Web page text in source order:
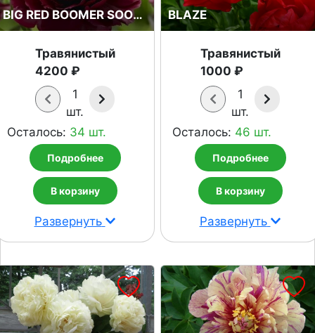
BIG RED BOOMER SOONER
Травянистый
4200 ₽
1
шт.
Осталось: 34 шт.
Подробнее
В корзину
Развернуть
BLAZE
Травянистый
1000 ₽
1
шт.
Осталось: 46 шт.
Подробнее
В корзину
Развернуть